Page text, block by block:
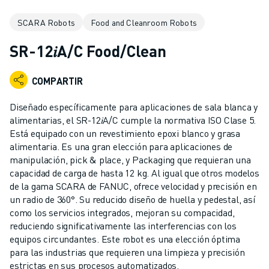
ROBOTS COLABORATIVOS
CONTROLADORES DE ROBOTS
ACCESORIOS PARA ROBOTS
SOFTWARE PARA ROBOTS
SOFTWARE DE SIMULACIÓN
ROBOTS EDUCATIVOS
AUTOMATIZACIÓN ROBÓTICA
ROBOTS DE SOLDADURA POR ARCO
ROBOTS ARTICULADOS
SERIE ARC MATE
SERIE M-900
ROBOTS DELTA
ROBOTS PARA ALIMENTOS Y SALAS BLANCAS
ROBOTS DE PINTURA
ROBOTS PARA PALETIZADO
SCARA Robots Food and Cleanroom Robots
SR-12𝑖A/C Food/Clean
COMPARTIR
Diseñado específicamente para aplicaciones de sala blanca y
alimentarias, el SR-12𝑖A/C cumple la normativa ISO Clase 5.
Está equipado con un revestimiento epoxi blanco y grasa
alimentaria. Es una gran elección para aplicaciones de
manipulación, pick & place, y Packaging que requieran una
capacidad de carga de hasta 12 kg. Al igual que otros modelos
de la gama SCARA de FANUC, ofrece velocidad y precisión en
un radio de 360°. Su reducido diseño de huella y pedestal, así
como los servicios integrados, mejoran su compacidad,
reduciendo significativamente las interferencias con los
equipos circundantes. Este robot es una elección óptima
para las industrias que requieren una limpieza y precisión
estrictas en sus procesos automatizados.